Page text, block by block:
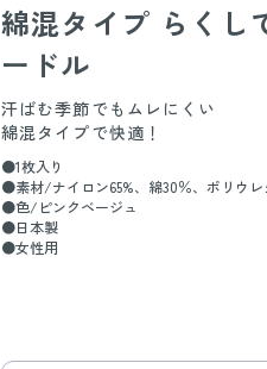
ボディ&ヘアケア
ヘルスケア
美容・健康グッズ
暮らしの雑貨
すべての商品
コラリッチ
ひざサポー
綿混タイプ らくし
ードル
汗ばむ季節でもムレにくい
綿混タイプで快適！
●1枚入り
●素材/ナイロン65%、綿30％、ポリウレ
●色/ピンクベージュ
●日本製
●女性用